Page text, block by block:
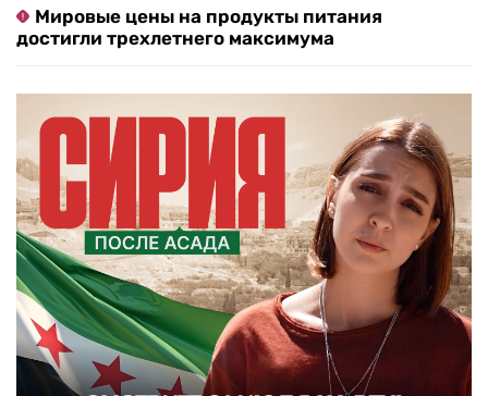
Мировые цены на продукты питания
достигли трехлетнего максимума